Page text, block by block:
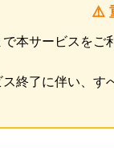
⚠️
で本サービスをご
終了に伴い、す